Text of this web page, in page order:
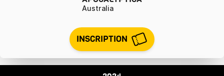
Australia
INSCRIPTION